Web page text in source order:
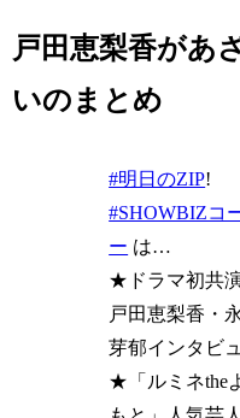
戸田恵梨香があ
いのまとめ
#明日のZIP!
#SHOWBIZコ
ー は…
★ドラマ初共演
戸田恵梨香・
芽郁インタビ
★「ルミネthe